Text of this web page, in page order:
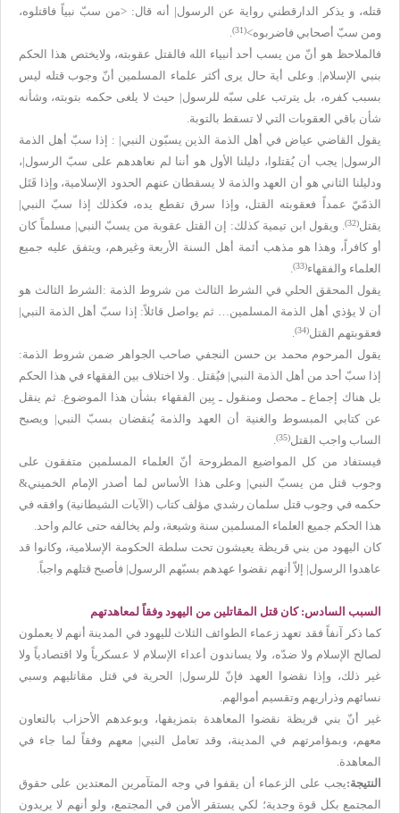
قتله، و يذكر الدارقطني رواية عن الرسول| أنه قال: <من سبّ نبياً فاقتلوه،
ومن سبّ أصحابي فاضربوه>(31)
.
فالملاحظ هو أنّ من يسب أحد أنبياء الله فالقتل عقوبته، ولايختص هذا الحكم
بنبي الإسلام|. وعلى أية حال يرى أكثر علماء المسلمين أنّ وجوب قتله ليس
بسبب كفره، بل يترتب على سبّه للرسول| حيث لا يلغى حكمه بتوبته، وشأنه
شأن باقي العقوبات التي لا تسقط بالتوبة.
يقول القاضي عياض في أهل الذمة الذين يسبّون النبي| : إذا سبّ أهل الذمة
الرسول| يجب أن يُقتلوا، دليلنا الأول هو أننا لم نعاهدهم على سبّ الرسول|،
ودليلنا الثاني هو أن العهد والذمة لا يسقطان عنهم الحدود الإسلامية، وإذا قَتَل
الذمّيّ عمداً فعقوبته القتل، وإذا سرق تقطع يده، فكذلك إذا سبّ النبي|
يقتل(32)
. ويقول ابن تيمية كذلك: إن القتل عقوبة من يسبّ النبي| مسلماً كان
أو كافراً، وهذا هو مذهب أئمة أهل السنة الأربعة وغيرهم، ويتفق عليه جميع
العلماء والفقهاء(33)
.
يقول المحقق الحلي في الشرط الثالث من شروط الذمة :الشرط الثالث هو
أن لا يؤذي أهل الذمة المسلمين… ثم يواصل قائلاً: إذا سبّ أهل الذمة النبي|
فعقوبتهم القتل(34)
.
يقول المرحوم محمد بن حسن النجفي صاحب الجواهر ضمن شروط الذمة:
إذا سبّ أحد من أهل الذمة النبي| فيُقتل . ولا اختلاف بين الفقهاء في هذا الحكم
بل هناك إجماع ـ محصل ومنقول ـ بِين الفقهاء بشأن هذا الموضوع. ثم ينقل
عن كتابي المبسوط والغنية أن العهد والذمة يُنقضان بسبّ النبي| ويصبح
الساب واجب القتل(35)
.
فيستفاد من كل المواضيع المطروحة أنّ العلماء المسلمين متفقون على
وجوب قتل من يسبّ النبي| وعلى هذا الأساس لما أصدر الإمام الخميني&
حكمه في وجوب قتل سلمان رشدي مؤلف كتاب (الآيات الشيطانية) وافقه في
هذا الحكم جميع العلماء المسلمين سنة وشيعة، ولم يخالفه حتى عالم واحد.
كان اليهود من بني قريظة يعيشون تحت سلطة الحكومة الإسلامية، وكانوا قد
عاهدوا الرسول| إلاّ أنهم نقضوا عهدهم بسبّهم الرسول| فأصبح قتلهم واجباً.
السبب السادس: كان قتل المقاتلين من اليهود وفقاً لمعاهدتهم
كما ذكر آنفاً فقد تعهد زعماء الطوائف الثلاث لليهود في المدينة أنهم لا يعملون
لصالح الإسلام ولا ضدّه، ولا يساندون أعداء الإسلام لا عسكرياً ولا اقتصادياً ولا
غير ذلك، وإذا نقضوا العهد فإنّ للرسول| الحرية في قتل مقاتليهم وسبي
نسائهم وذراريهم وتقسيم أموالهم.
غير أنّ بني قريظة نقضوا المعاهدة بتمزيقها، وبوعدهم الأحزاب بالتعاون
معهم، وبمؤامرتهم في المدينة، وقد تعامل النبي| معهم وفقاً لما جاء في
المعاهدة.
النتيجة:يجب على الزعماء أن يقفوا في وجه المتآمرين المعتدين على حقوق
المجتمع بكل قوة وجدية؛ لكي يستقر الأمن في المجتمع، ولو أنهم لا يريدون